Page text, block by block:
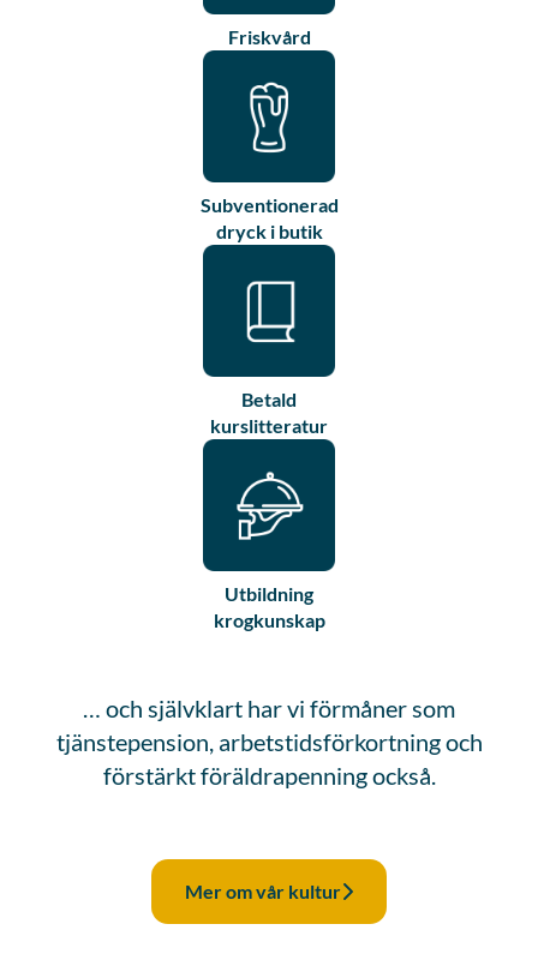
Friskvård
Subventionerad
dryck i butik
Betald
kurslitteratur
Utbildning
krogkunskap
… och självklart har vi förmåner som
tjänstepension, arbetstidsförkortning och
förstärkt föräldrapenning också.
Mer om vår kultur